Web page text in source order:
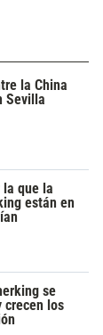
la China
Sevilla
la que la
están en
se
crecen los